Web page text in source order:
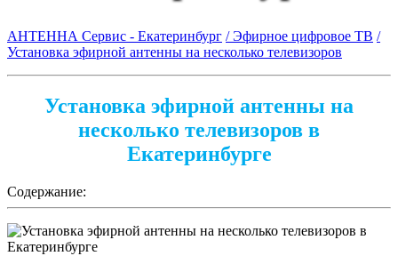
АНТЕННА Сервис - Екатеринбург / Эфирное цифровое ТВ /
Установка эфирной антенны на несколько телевизоров
Установка эфирной антенны на
несколько телевизоров в
Екатеринбурге
Содержание: